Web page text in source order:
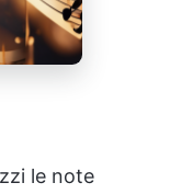
le note